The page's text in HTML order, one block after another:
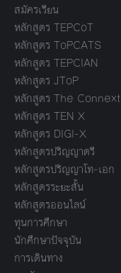
สมัครเรียน
หลักสูตร TEPCoT
หลักสูตร ToPCATS
หลักสูตร TEPCIAN
หลักสูตร JToP
หลักสูตร The Connext
หลักสูตร TEN X
หลักสูตร DIGI-X
หลักสูตรปริญญาตรี
หลักสูตรปริญญาโท-เอก
หลักสูตรระยะสั้น
หลักสูตรออนไลน์
ทุนการศึกษา
นักศึกษาปัจจุบัน
การเดินทาง